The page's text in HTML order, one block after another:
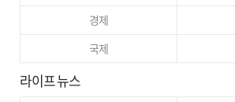
경제
국제
라이프 뉴스